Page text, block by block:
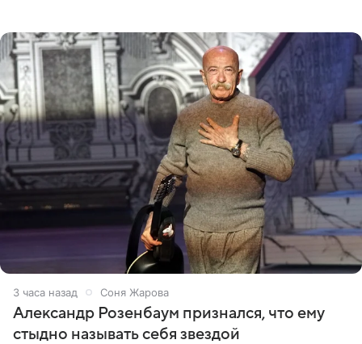
3 часа назад Соня Жарова
Александр Розенбаум признался, что ему
стыдно называть себя звездой